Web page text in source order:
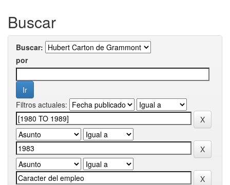
Buscar
Buscar:
por
Filtros actuales: